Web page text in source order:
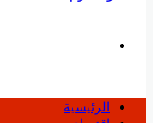
الرئيسية